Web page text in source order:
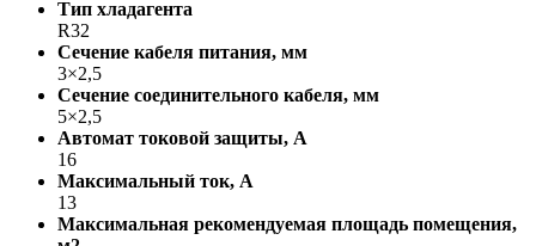
Тип хладагента
R32
Сечение кабеля питания, мм
3×2,5
Сечение соединительного кабеля, мм
5×2,5
Автомат токовой защиты, A
16
Максимальный ток, А
13
Максимальная рекомендуемая площадь помещения,